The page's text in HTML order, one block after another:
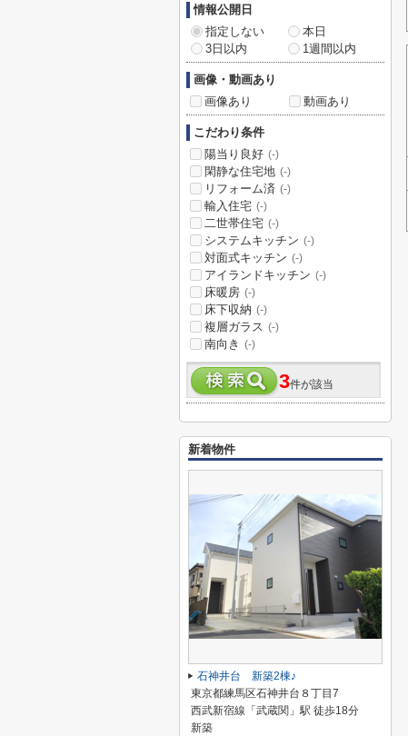
情報公開日
指定しない
本日
3日以内
1週間以内
画像・動画あり
画像あり
動画あり
こだわり条件
陽当り良好 (-)
閑静な住宅地 (-)
リフォーム済 (-)
輸入住宅 (-)
二世帯住宅 (-)
システムキッチン (-)
対面式キッチン (-)
アイランドキッチン (-)
床暖房 (-)
床下収納 (-)
複層ガラス (-)
南向き (-)
3件が該当
新着物件
石神井台 新築2棟♪
東京都練馬区石神井台８丁目7
西武新宿線「武蔵関」駅 徒歩18分
新築